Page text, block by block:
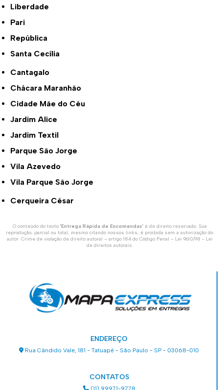
Liberdade
Pari
República
Santa Cecília
Cantagalo
Chácara Maranhão
Cidade Mãe do Céu
Jardim Alice
Jardim Textil
Parque São Jorge
Vila Azevedo
Vila Parque São Jorge
Cerqueira César
O conteúdo do texto "Entrega Rápida de Encomendas" é de direito reservado. Sua
reprodução, parcial ou total, mesmo citando nossos links, é proibida sem a autorização do
autor. Crime de violação de direito autoral – artigo 184 do Código Penal – Lei 9610/98 - Lei
de direitos autorais.
ENDEREÇO
Rua Cândido Vale, 181 - Tatuapé - São Paulo - SP - 03068-010
CONTATOS
(11) 99971-9778